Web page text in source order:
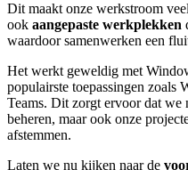
Dit maakt onze werkstroom
ook aangepaste werkplekken
waardoor samenwerken een
Het werkt geweldig met
populairste toepassingen zoals
Teams. Dit zorgt ervoor dat we
beheren, maar ook onze
afstemmen.
Laten we nu kijken naar de